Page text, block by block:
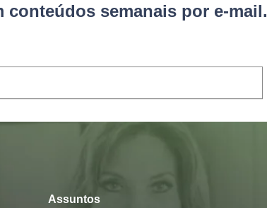
conteúdos semanais por e-mail.
Assuntos